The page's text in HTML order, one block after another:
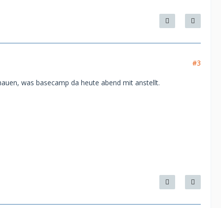
#3
was basecamp da heute abend mit anstellt.